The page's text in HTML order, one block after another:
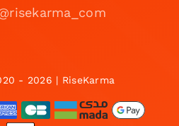
- 2026 | RiseKarma